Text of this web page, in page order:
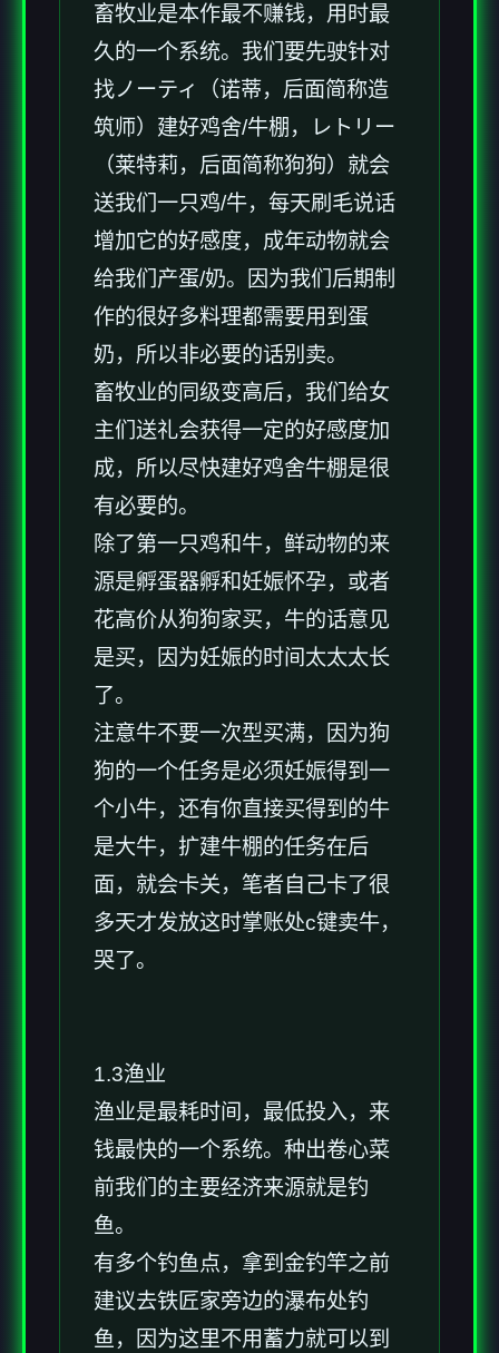
畜牧业是本作最不赚钱，用时最
久的一个系统。我们要先驶针对
找ノーティ（诺蒂，后面简称造
筑师）建好鸡舍/牛棚，レトリー
（莱特莉，后面简称狗狗）就会
送我们一只鸡/牛，每天刷毛说话
增加它的好感度，成年动物就会
给我们产蛋/奶。因为我们后期制
作的很好多料理都需要用到蛋
奶，所以非必要的话别卖。
畜牧业的同级变高后，我们给女
主们送礼会获得一定的好感度加
成，所以尽快建好鸡舍牛棚是很
有必要的。
除了第一只鸡和牛，鲜动物的来
源是孵蛋器孵和妊娠怀孕，或者
花高价从狗狗家买，牛的话意见
是买，因为妊娠的时间太太太长
了。
注意牛不要一次型买满，因为狗
狗的一个任务是必须妊娠得到一
个小牛，还有你直接买得到的牛
是大牛，扩建牛棚的任务在后
面，就会卡关，笔者自己卡了很
多天才发放这时掌账处c键卖牛，
哭了。
1.3渔业
渔业是最耗时间，最低投入，来
钱最快的一个系统。种出卷心菜
前我们的主要经济来源就是钓
鱼。
有多个钓鱼点，拿到金钓竿之前
建议去铁匠家旁边的瀑布处钓
鱼，因为这里不用蓄力就可以到